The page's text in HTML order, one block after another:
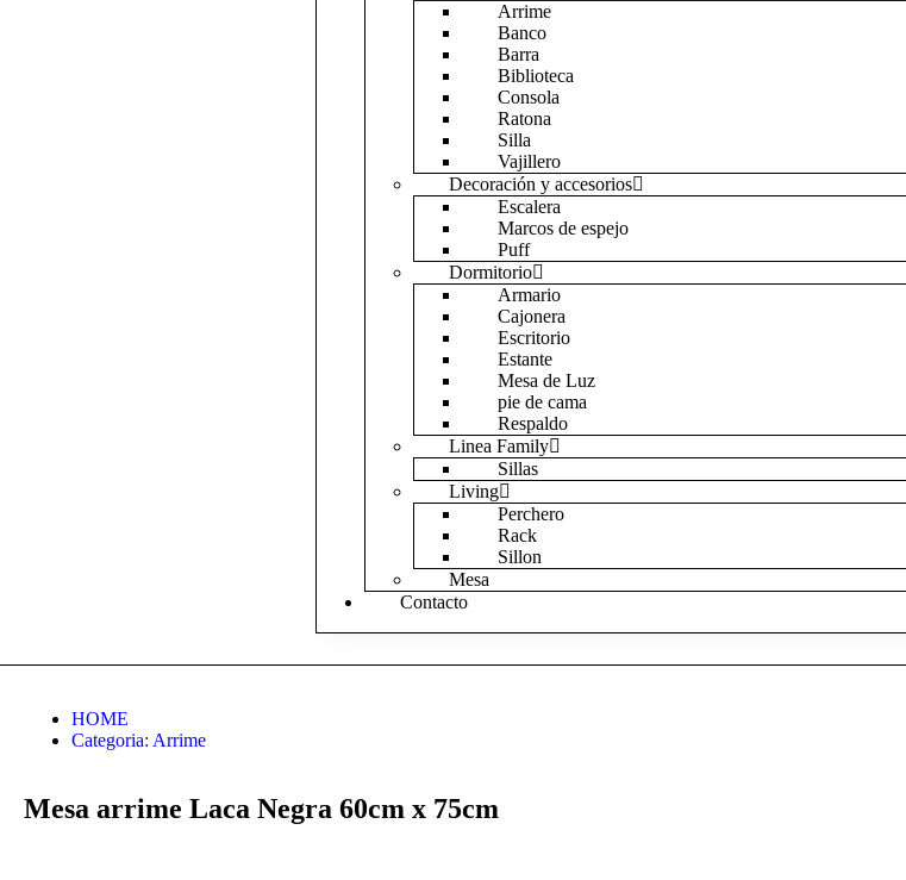
Arrime
Banco
Barra
Biblioteca
Consola
Ratona
Silla
Vajillero
Decoración y accesorios
Escalera
Marcos de espejo
Puff
Dormitorio
Armario
Cajonera
Escritorio
Estante
Mesa de Luz
pie de cama
Respaldo
Linea Family
Sillas
Living
Perchero
Rack
Sillon
Mesa
Contacto
HOME
Categoria: Arrime
Mesa arrime Laca Negra 60cm x 75cm